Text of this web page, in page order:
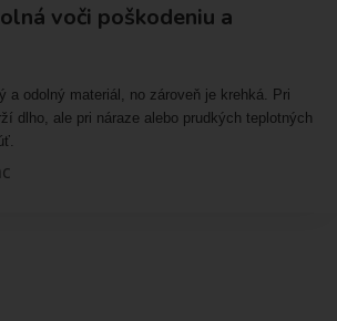
voči poškodeniu a
a odolný materiál, no zároveň je krehká. Pri
dlho, ale pri náraze alebo prudkých teplotných